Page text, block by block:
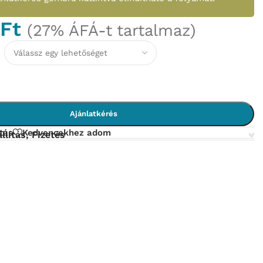
Ft (27% ÁFÁ-t tartalmaz)
Ajánlatkérés
Kedvencekhez adom
Fizetés